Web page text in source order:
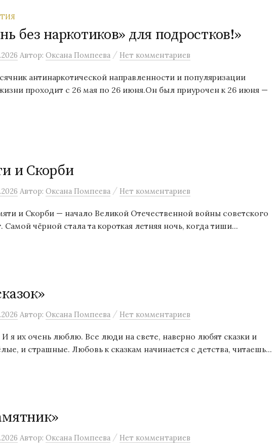
без наркотиков» для подростков!»
Автор: Оксана Помпеева / Нет комментариев
антинаркотической направленности и популяризации
проходит с 26 мая по 26 июня.Он был приурочен к 26 июня —
и Скорби
Автор: Оксана Помпеева / Нет комментариев
и Скорби — начало Великой Отечественной войны советского
Самой чёрной стала та короткая летняя ночь, когда тиши...
Автор: Оксана Помпеева / Нет комментариев
я их очень люблю. Все люди на свете, наверно любят сказки и
и страшные. Любовь к сказкам начинается с детства, читаешь...
Автор: Оксана Помпеева / Нет комментариев